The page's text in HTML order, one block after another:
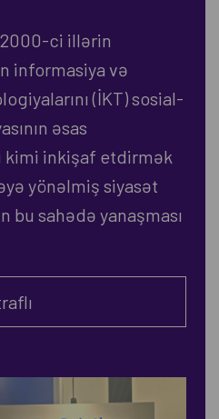
ci illərin
informasiya və
(İKT) sosial-
əsas
inkişaf etdirmək
yönəlmiş siyasət
bu sahədə yanaşması